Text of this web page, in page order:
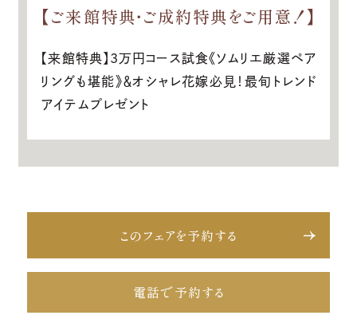
【ご来館特典・ご成約特典をご用意！】
【来館特典】3万円コース試食《ソムリエ厳選ペア
リングも堪能》＆オシャレ花嫁必見！最旬トレンド
アイテムプレゼント
このフェアを予約する
電話で予約する